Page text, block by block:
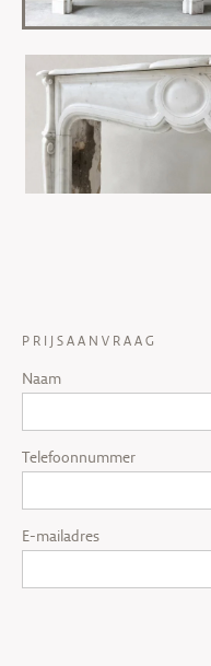
PRIJSAANVRAAG
Naam
Telefoonnummer
E-mailadres